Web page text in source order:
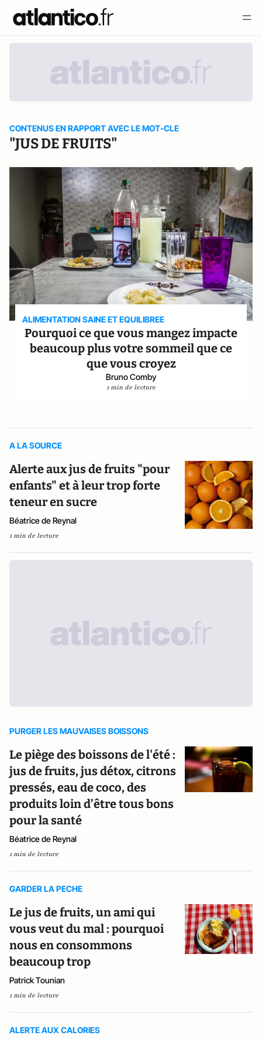
CONTENUS EN RAPPORT AVEC LE MOT-CLE
"JUS DE FRUITS"
ALIMENTATION SAINE ET EQUILIBREE
Pourquoi ce que vous mangez impacte
beaucoup plus votre sommeil que ce
que vous croyez
Bruno Comby
1 min de lecture
A LA SOURCE
Alerte aux jus de fruits "pour
enfants" et à leur trop forte
teneur en sucre
Béatrice de Reynal
1 min de lecture
PURGER LES MAUVAISES BOISSONS
Le piège des boissons de l'été :
jus de fruits, jus détox, citrons
pressés, eau de coco, des
produits loin d’être tous bons
pour la santé
Béatrice de Reynal
1 min de lecture
GARDER LA PECHE
Le jus de fruits, un ami qui
vous veut du mal : pourquoi
nous en consommons
beaucoup trop
Patrick Tounian
1 min de lecture
ALERTE AUX CALORIES